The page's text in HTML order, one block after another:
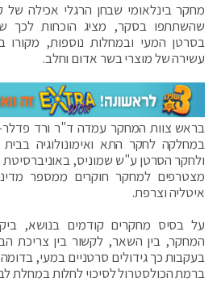
שהשתתפו בסקר, מציג הוכחות לכך
בסרטן המעי ובמחלות נוספות, מקורו
עשירה של מוצרי בשר אדום וחלב.
בראש צוות המחקר עמדה ד"ר ורד פדלר-
במחלקה לחקר התא ואימונולוגיה
ולחקר הסרטן ע"ש שמוניס,
מצטרפים למחקר חוקרים ממספר
איטליה וצרפת.
על בסיס מחקרים קודמים בנושא,
המחקר, בין השאר, לקשור בין צריכת
בעקבות כך גידולים סרטניים במעי,
ברמת הכולסטרול לסיכוי לחלות במחלת